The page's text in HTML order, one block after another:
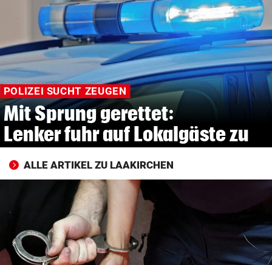
© Krone Multimedia GmbH & Co KG 2026
Muthgasse 2, 1190 Wien
POLIZEI SUCHT ZEUGEN
Mit Sprung gerettet:
Lenker fuhr auf Lokalgäste zu
ALLE ARTIKEL ZU LAAKIRCHEN